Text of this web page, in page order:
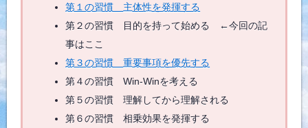
第１の習慣 主体性を発揮する
第２の習慣 目的を持って始める ←今回の記
事はここ
第３の習慣 重要事項を優先する
第４の習慣 Win-Winを考える
第５の習慣 理解してから理解される
第６の習慣 相乗効果を発揮する